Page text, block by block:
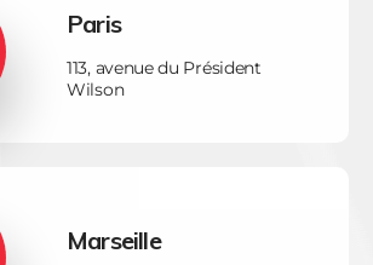
Paris
113, avenue du Président
Wilson
Marseille